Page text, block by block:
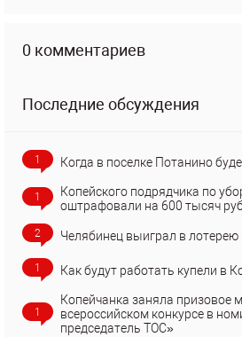
0 комментариев
Последние обсуждения
1 Когда в поселке Потанино
1
Копейского подрядчика по
оштрафовали на 600 тысяч
2 Челябинец выиграл в
1 Как будут работать купели в
1
Копейчанка заняла призовое
всероссийском конкурсе в
председатель ТОС»